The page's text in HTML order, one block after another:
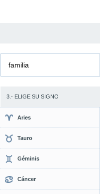
familia
3.- ELIGE SU SIGNO
Aries
Tauro
Géminis
Cáncer